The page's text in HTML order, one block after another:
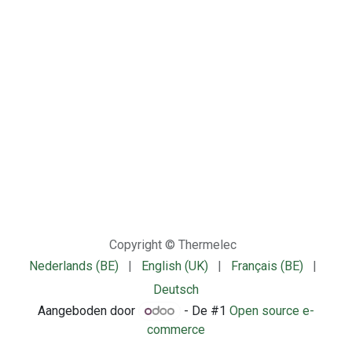
Copyright © Thermelec
Nederlands (BE)
| English (UK) | Français (BE)
|
Deutsch
Aangeboden door
- De #1Open source e-
commerce